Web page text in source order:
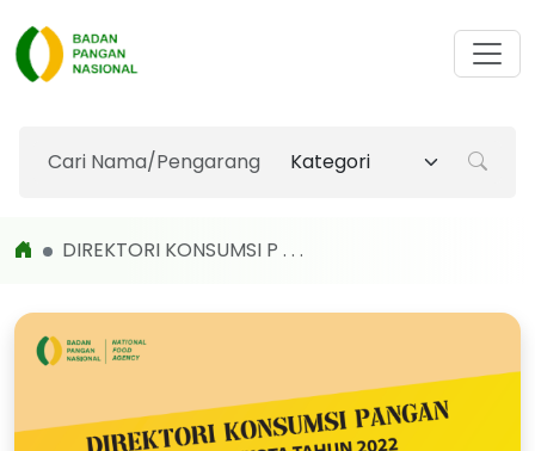
DIREKTORI KONSUMSI P . . .